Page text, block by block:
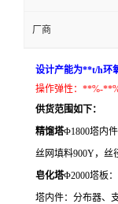
厂商
设计产能为**t/h环
操作弹性：**%-**%
供货范围如下：
精馏塔Φ1800塔内
丝网填料900Y，丝
皂化塔Φ2000塔板
塔内件：分布器、